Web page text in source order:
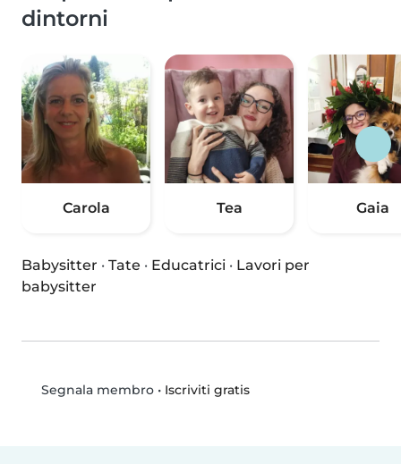
dintorni
Carola Tea Gaia
Babysitter · Tate · Educatrici · Lavori per
babysitter
Segnala membro• Iscriviti gratis